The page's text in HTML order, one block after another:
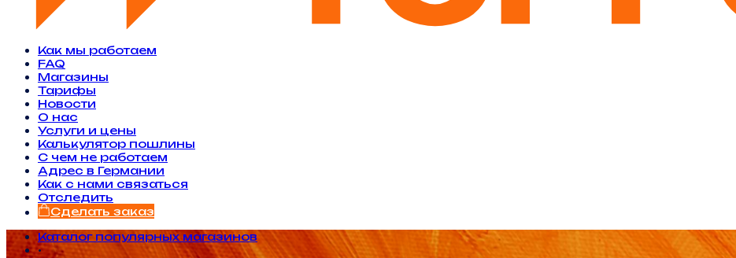
Как мы работаем
FAQ
Магазины
Тарифы
Новости
O нас
Услуги и цены
Калькулятор пошлины
С чем не работаем
Адрес в Германии
Как с нами связаться
Отследить
Сделать заказ
Каталог популярных магазинов
•